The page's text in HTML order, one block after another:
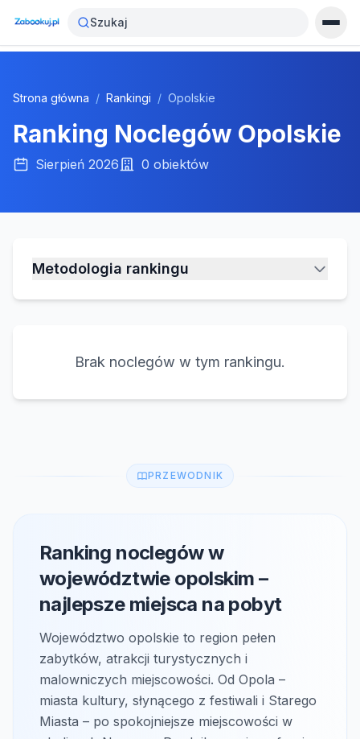
Szukaj
Strona główna / Rankingi / Opolskie
Ranking Noclegów Opolskie
Sierpień 2026 0 obiektów
Metodologia rankingu
Brak noclegów w tym rankingu.
PRZEWODNIK
Ranking noclegów w
województwie opolskim –
najlepsze miejsca na pobyt
Województwo opolskie to region pełen
zabytków, atrakcji turystycznych i
malowniczych miejscowości. Od Opola –
miasta kultury, słynącego z festiwali i Starego
Miasta – po spokojniejsze miejscowości w